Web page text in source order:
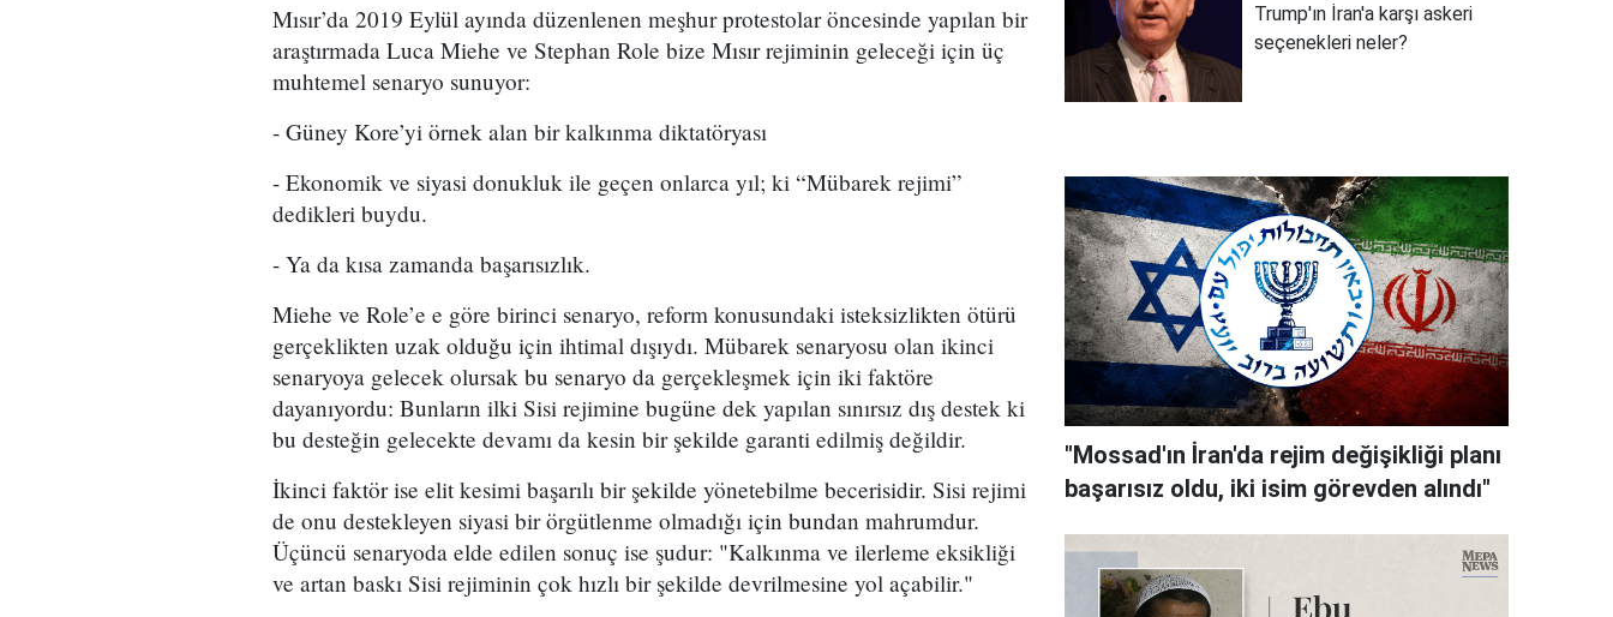
Mısır’da 2019 Eylül ayında düzenlenen meşhur protestolar öncesinde yapılan bir
araştırmada Luca Miehe ve Stephan Role bize Mısır rejiminin geleceği için üç
muhtemel senaryo sunuyor:
- Güney Kore’yi örnek alan bir kalkınma diktatöryası
- Ekonomik ve siyasi donukluk ile geçen onlarca yıl; ki “Mübarek rejimi”
dedikleri buydu.
- Ya da kısa zamanda başarısızlık.
Miehe ve Role’e e göre birinci senaryo, reform konusundaki isteksizlikten ötürü
gerçeklikten uzak olduğu için ihtimal dışıydı. Mübarek senaryosu olan ikinci
senaryoya gelecek olursak bu senaryo da gerçekleşmek için iki faktöre
dayanıyordu: Bunların ilki Sisi rejimine bugüne dek yapılan sınırsız dış destek ki
bu desteğin gelecekte devamı da kesin bir şekilde garanti edilmiş değildir.
İkinci faktör ise elit kesimi başarılı bir şekilde yönetebilme becerisidir. Sisi rejimi
de onu destekleyen siyasi bir örgütlenme olmadığı için bundan mahrumdur.
Üçüncü senaryoda elde edilen sonuç ise şudur: "Kalkınma ve ilerleme eksikliği
ve artan baskı Sisi rejiminin çok hızlı bir şekilde devrilmesine yol açabilir."
Trump'ın İran'a karşı askeri
seçenekleri neler?
"Mossad'ın İran'da rejim değişikliği planı
başarısız oldu, iki isim görevden alındı"